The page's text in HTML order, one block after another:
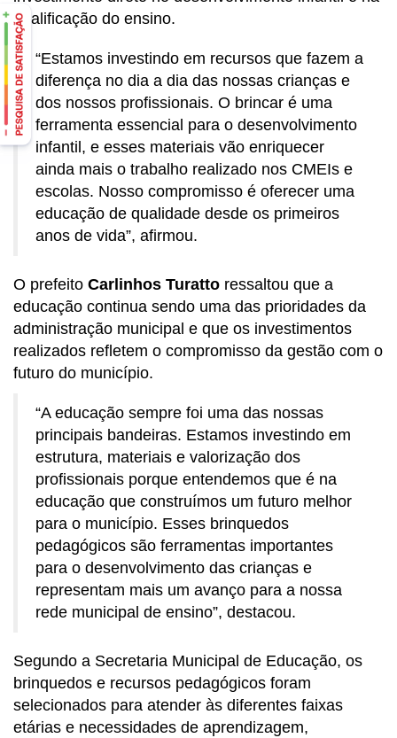
qualificação do ensino.
“Estamos investindo em recursos que fazem a
diferença no dia a dia das nossas crianças e
dos nossos profissionais. O brincar é uma
ferramenta essencial para o desenvolvimento
infantil, e esses materiais vão enriquecer
ainda mais o trabalho realizado nos CMEIs e
escolas. Nosso compromisso é oferecer uma
educação de qualidade desde os primeiros
anos de vida”, afirmou.
O prefeito Carlinhos Turatto ressaltou que a
educação continua sendo uma das prioridades da
administração municipal e que os investimentos
realizados refletem o compromisso da gestão com o
futuro do município.
“A educação sempre foi uma das nossas
principais bandeiras. Estamos investindo em
estrutura, materiais e valorização dos
profissionais porque entendemos que é na
educação que construímos um futuro melhor
para o município. Esses brinquedos
pedagógicos são ferramentas importantes
para o desenvolvimento das crianças e
representam mais um avanço para a nossa
rede municipal de ensino”, destacou.
Segundo a Secretaria Municipal de Educação, os
brinquedos e recursos pedagógicos foram
selecionados para atender às diferentes faixas
etárias e necessidades de aprendizagem,